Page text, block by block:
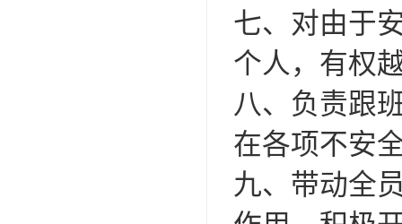
七、对由于
个人，有权
八、负责跟
在各项不安
九、带动全